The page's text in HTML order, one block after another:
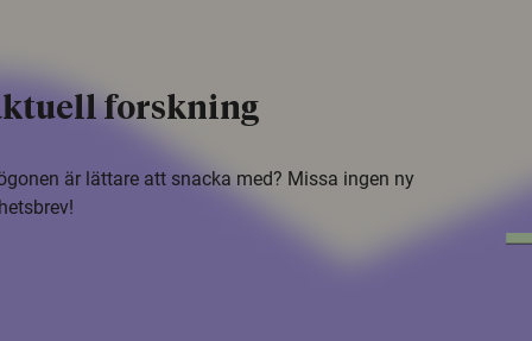
forskning
är lättare att snacka med? Missa ingen ny